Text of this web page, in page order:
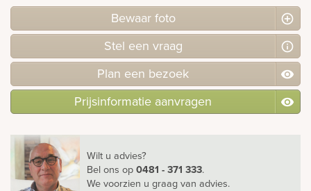
Bewaar foto
Stel een vraag
Plan een bezoek
Prijsinformatie aanvragen
Wilt u advies?
Bel ons op0481 - 371 333.
We voorzien u graag van advies.